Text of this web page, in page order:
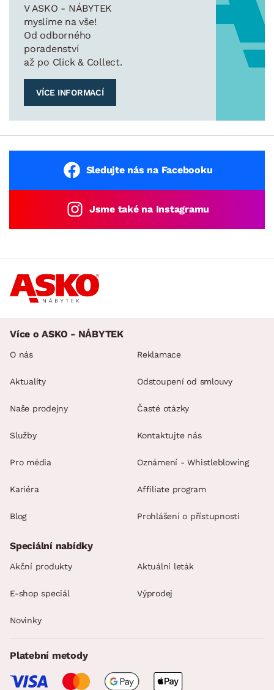
V ASKO - NÁBYTEK
myslíme na vše!
Od odborného
poradenství
až po Click & Collect.
VÍCE INFORMACÍ
Sledujte nás na Facebooku
Jsme také na Instagramu
Více o ASKO - NÁBYTEK
O nás
Aktuality
Naše prodejny
Služby
Pro média
Kariéra
Blog
Reklamace
Odstoupení od smlouvy
Časté otázky
Kontaktujte nás
Oznámení - Whistleblowing
Affiliate program
Prohlášení o přístupnosti
Speciální nabídky
Akční produkty Aktuální leták
E-shop speciál Výprodej
Novinky
Platební metody